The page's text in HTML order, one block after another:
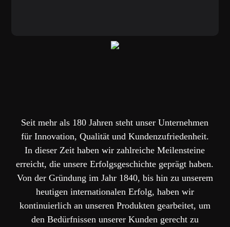
Seit mehr als 180 Jahren steht unser Unternehmen
für Innovation, Qualität und Kundenzufriedenheit.
In dieser Zeit haben wir zahlreiche Meilensteine
erreicht, die unsere Erfolgsgeschichte geprägt haben.
Von der Gründung im Jahr 1840, bis hin zu unserem
heutigen internationalen Erfolg, haben wir
kontinuierlich an unseren Produkten gearbeitet, um
den Bedürfnissen unserer Kunden gerecht zu